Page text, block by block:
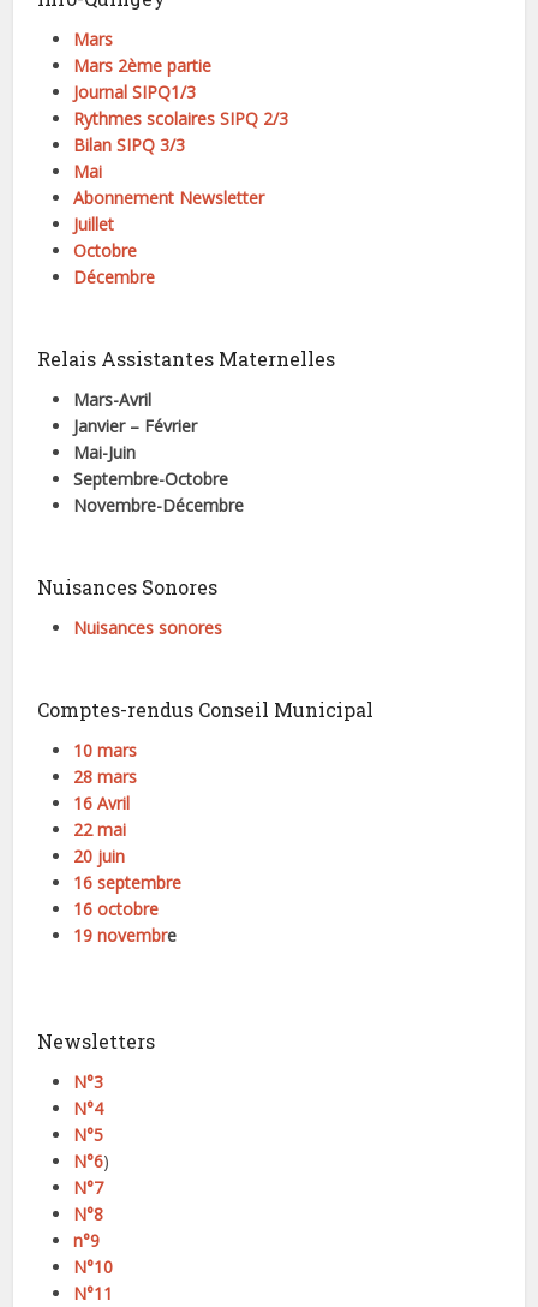
Mars
Mars 2ème partie
Journal SIPQ1/3
Rythmes scolaires SIPQ 2/3
Bilan SIPQ 3/3
Mai
Abonnement Newsletter
Juillet
Octobre
Décembre
Relais Assistantes Maternelles
Mars-Avril
Janvier – Février
Mai-Juin
Septembre-Octobre
Novembre-Décembre
Nuisances Sonores
Nuisances sonores
Comptes-rendus Conseil Municipal
10 mars
28 mars
16 Avril
22 mai
20 juin
16 septembre
16 octobre
19 novembre
Newsletters
N°3
N°4
N°5
N°6)
N°7
N°8
n°9
N°10
N°11